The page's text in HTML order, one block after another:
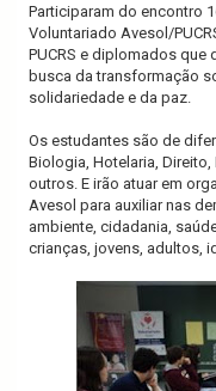
Participaram do encontro
Voluntariado Avesol/
PUCRS e diplomados que
busca da transformação
solidariedade e da paz.
Os estudantes são de
Biologia, Hotelaria,
outros. E irão atuar em
Avesol para auxiliar nas
ambiente, cidadania,
crianças, jovens, adultos,